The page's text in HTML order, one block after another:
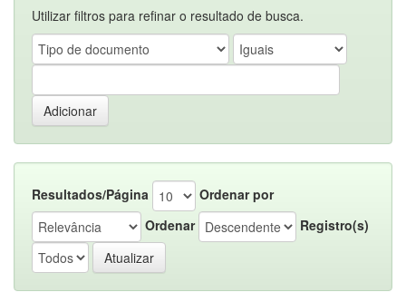
Utilizar filtros para refinar o resultado de busca.
Resultados/Página
Ordenar por
Ordenar
Registro(s)